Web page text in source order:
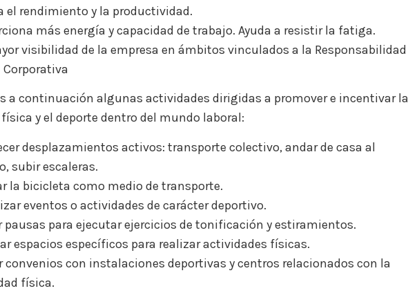
el rendimiento y la productividad.
más energía y capacidad de trabajo. Ayuda a resistir la fatiga.
visibilidad de la empresa en ámbitos vinculados a la Responsabilidad
Corporativa
a continuación algunas actividades dirigidas a promover e incentivar la
y el deporte dentro del mundo laboral:
desplazamientos activos: transporte colectivo, andar de casa al
subir escaleras.
la bicicleta como medio de transporte.
eventos o actividades de carácter deportivo.
pausas para ejecutar ejercicios de tonificación y estiramientos.
espacios específicos para realizar actividades físicas.
convenios con instalaciones deportivas y centros relacionados con la
física.